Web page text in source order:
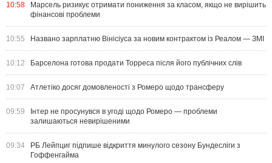
10:58
Марсель ризикує отримати пониження за класом, якщо не вирішить
фінансові проблеми
10:55 Названо зарплатню Вінісіуса за новим контрактом із Реалом — ЗМІ
10:12 Барселона готова продати Торреса після його публічних слів
10:07 Атлетіко досяг домовленості з Ромеро щодо трансферу
09:59
Інтер не просунувся в угоді щодо Ромеро — проблеми
залишаються невирішеними
09:34
РБ Лейпциг підпише відкриття минулого сезону Бундесліги з
Гоффенгайма